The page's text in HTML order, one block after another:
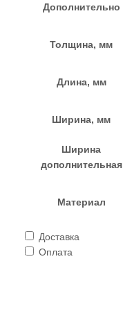
Дополнительно
Толщина, мм
Длина, мм
Ширина, мм
Ширина
дополнительная
Материал
Доставка
Оплата